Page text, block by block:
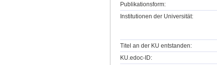
Publikationsform:
Institutionen der Universität:
Titel an der KU entstanden:
KU.edoc-ID: